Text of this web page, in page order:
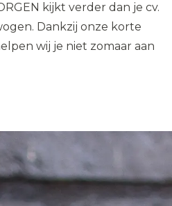
kijkt verder dan je cv.
Dankzij onze korte
wij je niet zomaar aan